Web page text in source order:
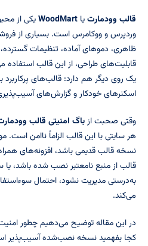
قالب وودمارتیا WoodMartیکی از
وردپرس و ووکامرس است. بسیاری از
قابلیت‌های طراحی، از این قالب استفاده
یک روی دیگر هم دارد: قالب‌های
اسکنرهای خودکار و گزارش‌های
وقتی صحبت ازباگ امنیتی قالب
هر سایتی با این قالب الزاماً ناامن
نسخه قالب قدیمی باشد، افزونه‌های
قالب از منبع نامعتبر نصب شده باشد،
به‌درستی مدیریت نشود، احتمال
می‌کند.
در این مقاله توضیح می‌دهیم چطور امنیت
کجا بفهمید نسخه نصب‌شده آسیب‌پذیر